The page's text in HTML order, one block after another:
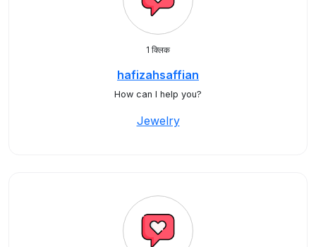
1 क्लिक
hafizahsaffian
How can I help you?
Jewelry